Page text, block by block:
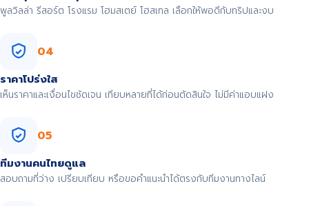
พูลวิลล่า รีสอร์ต โรงแรม โฮมสเตย์ โฮสเทล เลือกให้พอดีกับทริปและงบ
04
ราคาโปร่งใส
เห็นราคาและเงื่อนไขชัดเจน เทียบหลายที่ได้ก่อนตัดสินใจ ไม่มีค่าแอบแฝง
05
ทีมงานคนไทยดูแล
สอบถามที่ว่าง เปรียบเทียบ หรือขอคำแนะนำได้ตรงกับทีมงานทางไลน์